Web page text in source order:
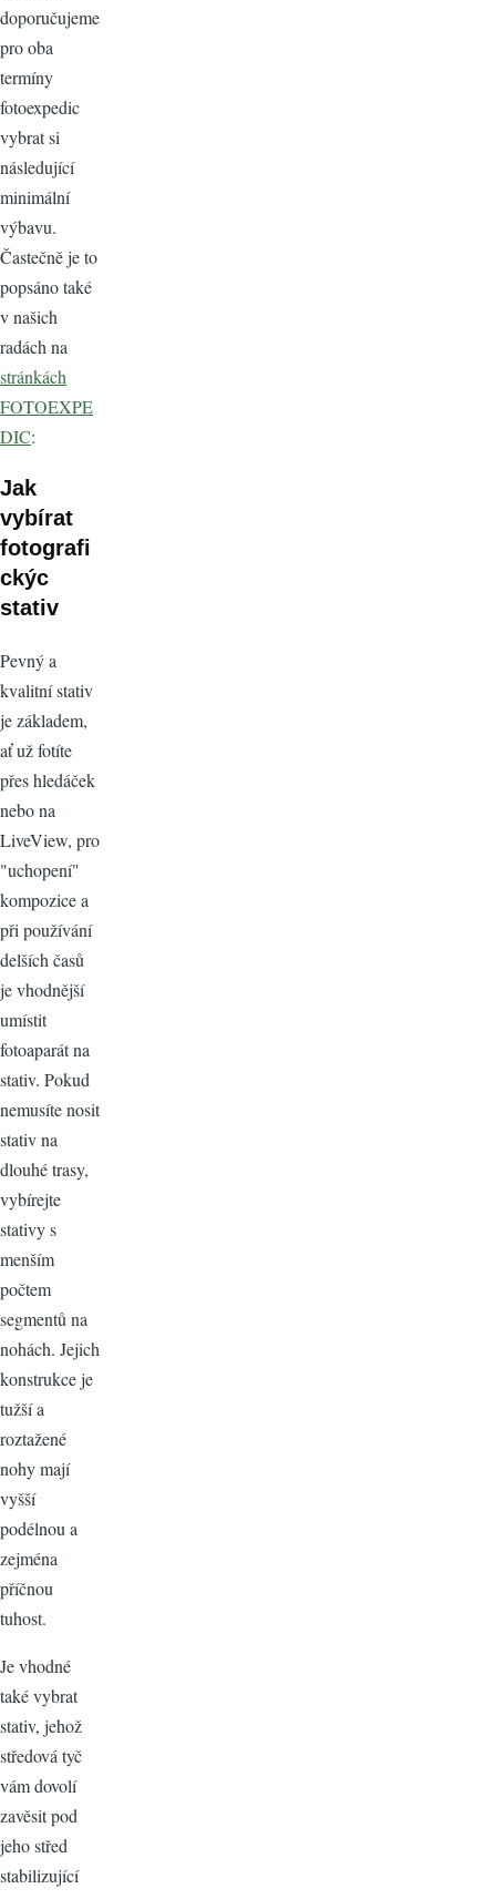
doporučujeme
pro oba
termíny
fotoexpedic
vybrat si
následující
minimální
výbavu.
Častečně je to
popsáno také
v našich
radách na
stránkách
FOTOEXPE
DIC:
Jak
vybírat
fotografi
ckýc
stativ
Pevný a
kvalitní stativ
je základem,
ať už fotíte
přes hledáček
nebo na
LiveView, pro
"uchopení"
kompozice a
při používání
delších časů
je vhodnější
umístit
fotoaparát na
stativ. Pokud
nemusíte nosit
stativ na
dlouhé trasy,
vybírejte
stativy s
menším
počtem
segmentů na
nohách. Jejich
konstrukce je
tužší a
roztažené
nohy mají
vyšší
podélnou a
zejména
příčnou
tuhost.
Je vhodné
také vybrat
stativ, jehož
středová tyč
vám dovolí
zavěsit pod
jeho střed
stabilizující